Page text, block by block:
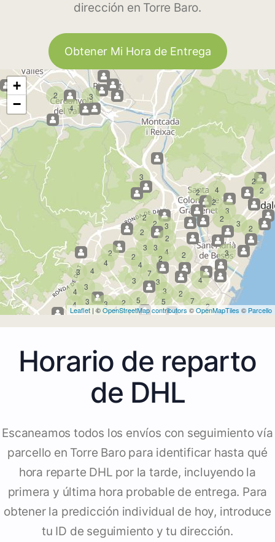
dirección en Torre Baro.
Obtener Mi Hora de Entrega
2
2
2
2
4
2
3
3
2
2 3
2
4
2
7
4
3
2
2
2
5
3
3
2
4 4 3
5
2
2
4
2
3
4
3
7
3
2
3
3
3
4
3
4
4
3
3
4
2
+
−
Leaflet | ©OpenStreetMap contributors ©OpenMapTiles © Parcello
Horario de reparto
de DHL
Escaneamos todos los envíos con seguimiento vía
parcello en Torre Baro para identificar hasta qué
hora reparte DHL por la tarde, incluyendo la
primera y última hora probable de entrega. Para
obtener la predicción individual de hoy, introduce
tu ID de seguimiento y tu dirección.